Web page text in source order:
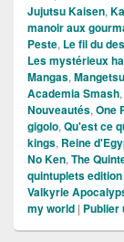
Jujutsu Kaisen,
manoir aux
Peste, Le fil du
Les mystérieux
Mangas, Mangetsu
Academia Smash,
Nouveautés, One
gigolo, Qu'est ce
kings, Reine
No Ken, The
quintuplets
Valkyrie
my world | Publier